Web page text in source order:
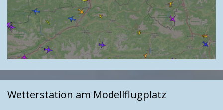
Wetterstation am Modellflugplatz